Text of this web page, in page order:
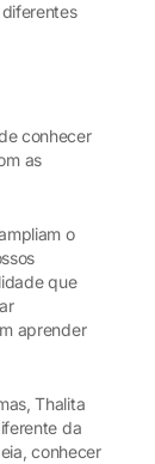
conhecer
as
o
que
aprender
Thalita
da
conhecer